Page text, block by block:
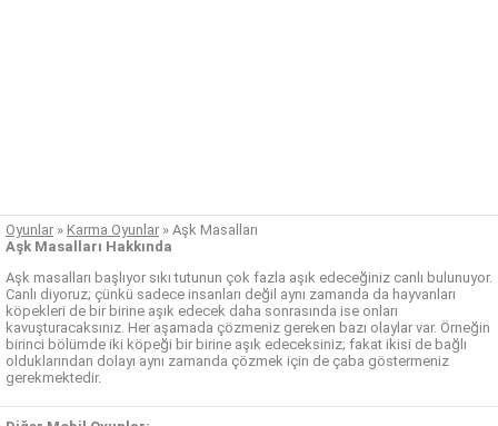
Oyunlar » Karma Oyunlar » Aşk Masalları
Aşk Masalları Hakkında
Aşk masalları başlıyor sıkı tutunun çok fazla aşık edeceğiniz canlı bulunuyor.
Canlı diyoruz; çünkü sadece insanları değil aynı zamanda da hayvanları
köpekleri de bir birine aşık edecek daha sonrasında ise onları
kavuşturacaksınız. Her aşamada çözmeniz gereken bazı olaylar var. Örneğin
birinci bölümde iki köpeği bir birine aşık edeceksiniz; fakat ikisi de bağlı
olduklarından dolayı aynı zamanda çözmek için de çaba göstermeniz
gerekmektedir.